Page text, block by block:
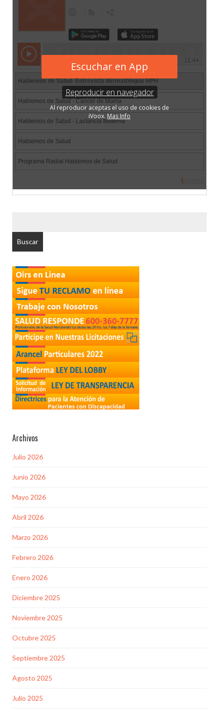
Archivos
Julio 2026
Junio 2026
Mayo 2026
Abril 2026
Marzo 2026
Febrero 2026
Enero 2026
Diciembre 2025
Noviembre 2025
Octubre 2025
Septiembre 2025
Agosto 2025
Julio 2025